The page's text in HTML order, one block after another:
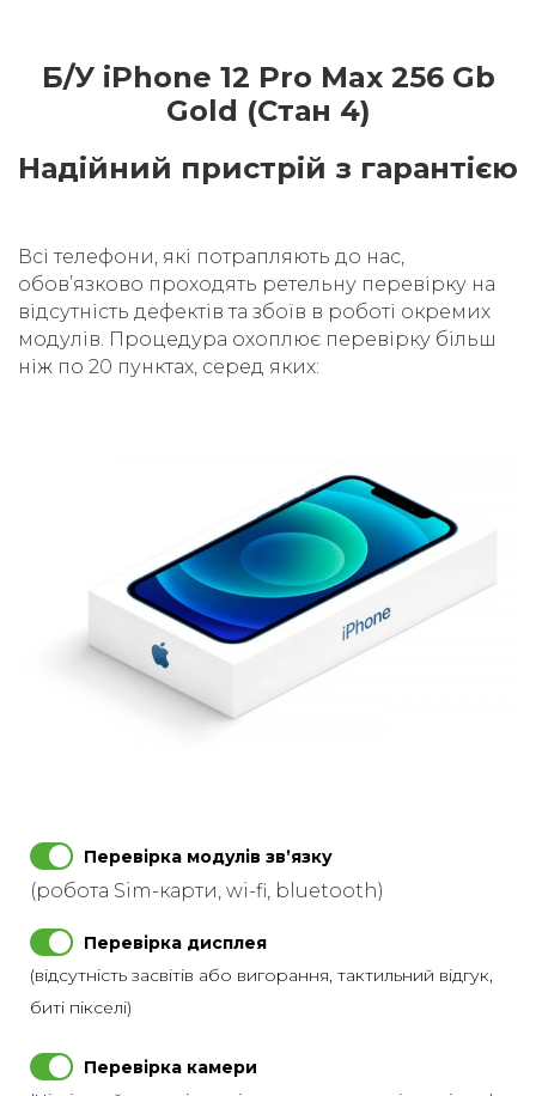
Б/У iPhone 12 Pro Max 256 Gb
Gold (Стан 4)
Надійний пристрій з гарантією
Всі телефони, які потрапляють до нас,
обовʼязково проходять ретельну перевірку на
відсутність дефектів та збоїв в роботі окремих
модулів. Процедура охоплює перевірку більш
ніж по 20 пунктах, серед яких:
Перевірка модулів звʼязку
(робота Sim-карти, wi-fi, bluetooth)
Перевірка дисплея
(відсутність засвітів або вигорання, тактильний відгук,
биті пікселі)
Перевірка камери